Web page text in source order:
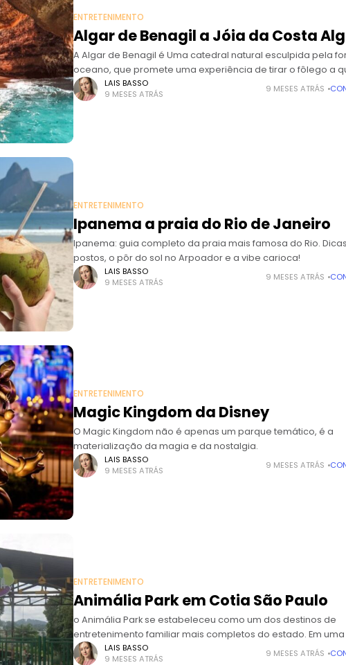
ENTRETENIMENTO
Algar de Benagil a Jóia da Costa
A Algar de Benagil é Uma catedral natural esculpida pela
oceano, que promete uma experiência de tirar o fôlego a
viajante.LAIS BASSO
9 MESES ATRÁS
9 MESES ATRÁS
ENTRETENIMENTO
Ipanema a praia do Rio de Janeiro
Ipanema: guia completo da praia mais famosa do Rio.
postos, o pôr do sol no Arpoador e a vibe carioca!
LAIS BASSO
9 MESES ATRÁS
9 MESES ATRÁS
ENTRETENIMENTO
Magic Kingdom da Disney
O Magic Kingdom não é apenas um parque temático, é a
materialização da magia e da nostalgia.
LAIS BASSO
9 MESES ATRÁS
9 MESES ATRÁS
ENTRETENIMENTO
Animália Park em Cotia São Paulo
o Animália Park se estabeleceu como um dos destinos de
entretenimento familiar mais completos do estado. Em
impressionante.
LAIS BASSO
9 MESES ATRÁS
9 MESES ATRÁS